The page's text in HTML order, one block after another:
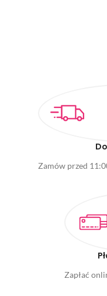
Zamów przed
Zapłać